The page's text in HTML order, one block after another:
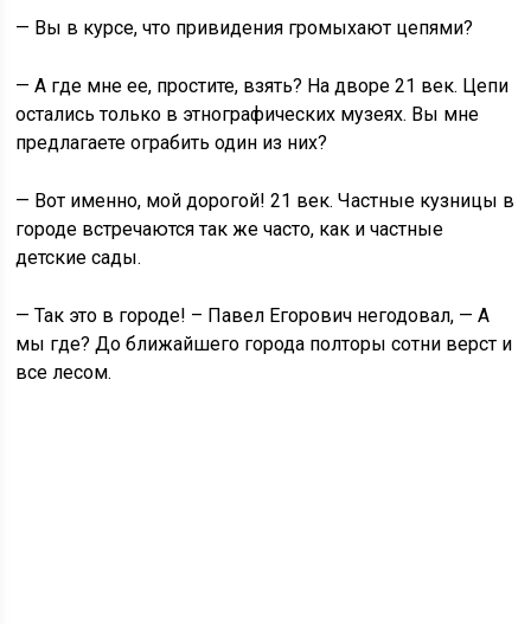
— Вы в курсе, что привидения громыхают цепями?
— А где мне ее, простите, взять? На дворе 21 век. Цепи
остались только в этнографических музеях. Вы мне
предлагаете ограбить один из них?
— Вот именно, мой дорогой! 21 век. Частные кузницы в
городе встречаются так же часто, как и частные
детские сады.
— Так это в городе! – Павел Егорович негодовал, — А
мы где? До ближайшего города полторы сотни верст и
все лесом.